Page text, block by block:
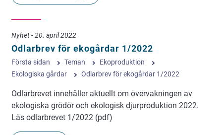
Nyhet - 20. april 2022
Odlarbrev för ekogårdar 1/2022
Första sidan Teman
Ekoproduktion
Ekologiska gårdar
Odlarbrev för ekogårdar 1/2022
Odlarbrevet innehåller aktuellt om övervakningen av
ekologiska grödör och ekologisk djurproduktion 2022.
Läs odlarbrevet 1/2022 (pdf)